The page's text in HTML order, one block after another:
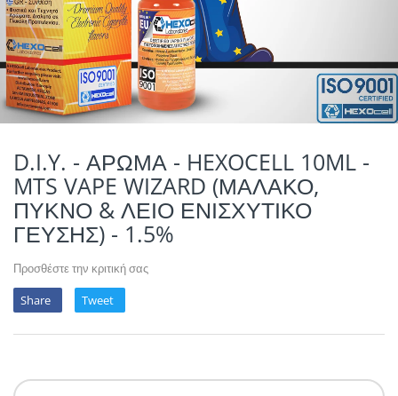
QUACK'S JUICE
REVOLUTE
YUM!
D.I.Y. - ΑΡΩΜΑ - HEXOCELL 10ML -
MTS VAPE WIZARD (ΜΑΛΑΚΟ,
ΠΥΚΝΟ & ΛΕΙΟ ΕΝΙΣΧΥΤΙΚΟ
ΓΕΥΣΗΣ) - 1.5%
Προσθέστε την κριτική σας
Share
Tweet